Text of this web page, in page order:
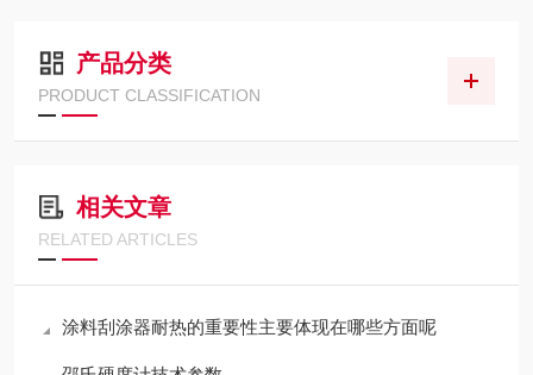
产品分类
PRODUCT CLASSIFICATION
相关文章
RELATED ARTICLES
涂料刮涂器耐热的重要性主要体现在哪些方面呢